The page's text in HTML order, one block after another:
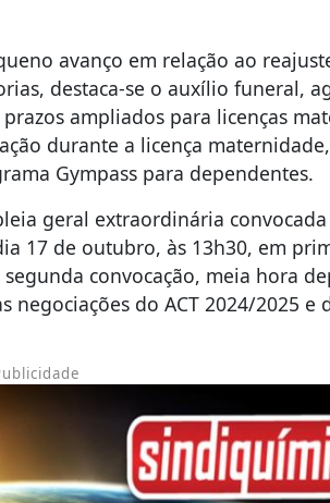
avanço em relação ao
destaca-se o auxílio funeral,
ampliados para licenças
durante a licença
Gympass para dependentes.
geral extraordinária
17 de outubro, às 13h30, em
convocação, meia hora
do ACT 2024/2025 e